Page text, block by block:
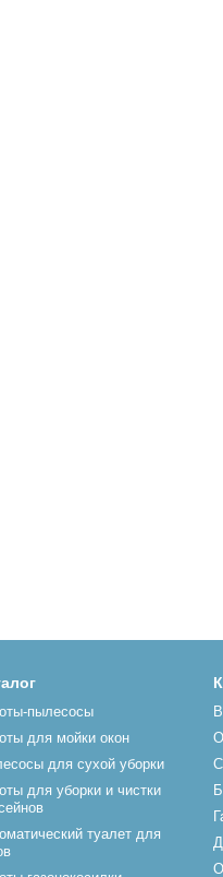
пылесосы
для мойки окон
для сухой уборки
для уборки и чистки
туалет для